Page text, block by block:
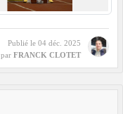
Publié le 04 déc. 2025
par FRANCK CLOTET